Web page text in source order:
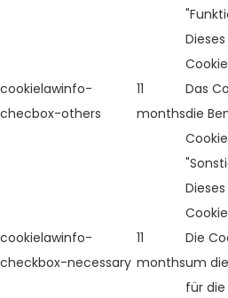
cookielawinfo-
checbox-others
11
months
Das
die
cookielawinfo-
checkbox-necessary
11
months
Die
um
für die